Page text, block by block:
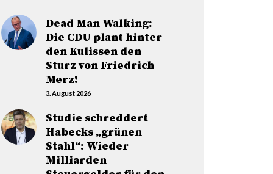
Dead Man Walking:
Die CDU plant hinter
den Kulissen den
Sturz von Friedrich
Merz!
3. August 2026
Studie schreddert
Habecks „grünen
Stahl“: Wieder
Milliarden